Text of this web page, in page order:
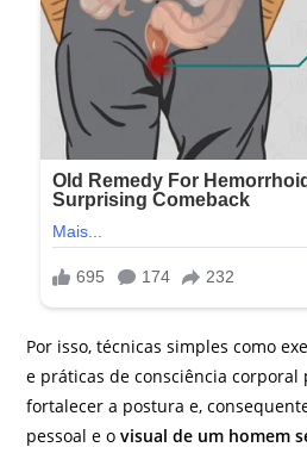
Por isso, técnicas simples como
e práticas de consciência
fortalecer a postura e,
pessoal e ovisual de um homem